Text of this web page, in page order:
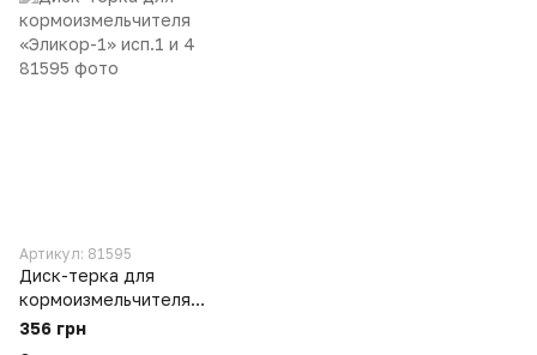
Артикул: 81595
Диск-терка для
кормоизмельчителя
«Эликор-1» исп.1 и 4
356 грн